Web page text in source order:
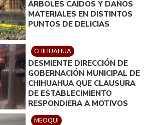
ÁRBOLES CAÍDOS Y DAÑOS
MATERIALES EN DISTINTOS
PUNTOS DE DELICIAS
CHIHUAHUA
DESMIENTE DIRECCIÓN DE
GOBERNACIÓN MUNICIPAL DE
CHIHUAHUA QUE CLAUSURA
DE ESTABLECIMIENTO
RESPONDIERA A MOTIVOS
POLÍTICOS
MEOQUI